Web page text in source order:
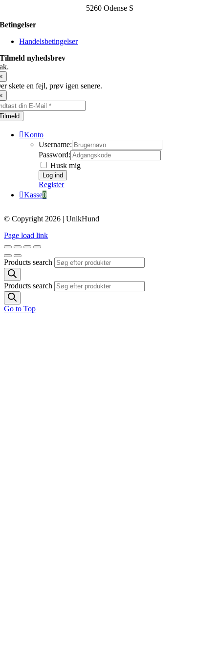
5260 Odense S
Betingelser
Handelsbetingelser
Tilmeld nyhedsbrev
skete en fejl, prøv igen senere.
Konto
Username:
Password:
Husk mig
Register
Kasse0
© Copyright 2026 | UnikHund
Page load link
Products search
Products search
Go to Top